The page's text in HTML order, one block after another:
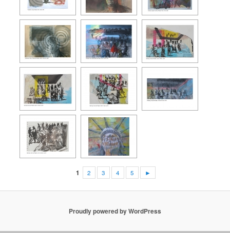
1 2 3 4 5 ►
Proudly powered by WordPress